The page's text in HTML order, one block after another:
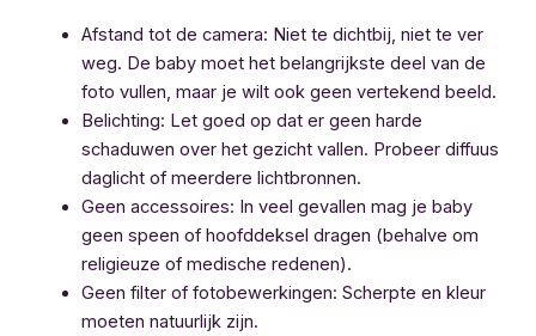
Afstand tot de camera: Niet te dichtbij, niet te ver
weg. De baby moet het belangrijkste deel van de
foto vullen, maar je wilt ook geen vertekend beeld.
Belichting: Let goed op dat er geen harde
schaduwen over het gezicht vallen. Probeer diffuus
daglicht of meerdere lichtbronnen.
Geen accessoires: In veel gevallen mag je baby
geen speen of hoofddeksel dragen (behalve om
religieuze of medische redenen).
Geen filter of fotobewerkingen: Scherpte en kleur
moeten natuurlijk zijn.